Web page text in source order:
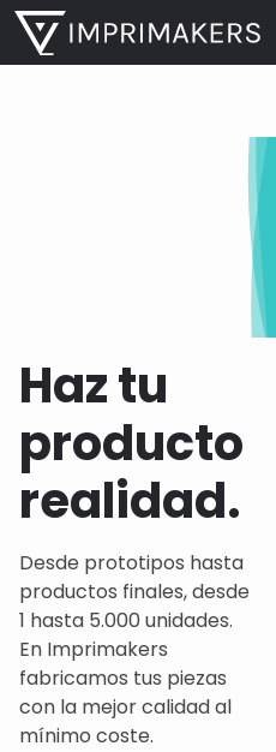
Haz tu
producto
realidad.
Desde prototipos hasta
productos finales, desde
1 hasta 5.000 unidades.
En Imprimakers
fabricamos tus piezas
con la mejor calidad al
mínimo coste.